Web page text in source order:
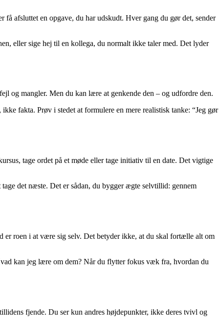
afsluttet en opgave, du har udskudt. Hver gang du gør det, sender
eller sige hej til en kollega, du normalt ikke taler med. Det lyder
og mangler. Men du kan lære at genkende den – og udfordre den.
ikke fakta. Prøv i stedet at formulere en mere realistisk tanke: “Jeg gør
tage ordet på et møde eller tage initiativ til en date. Det vigtige
det næste. Det er sådan, du bygger ægte selvtillid: gennem
roen i at være sig selv. Det betyder ikke, at du skal fortælle alt om
kan jeg lære om dem? Når du flytter fokus væk fra, hvordan du
fjende. Du ser kun andres højdepunkter, ikke deres tvivl og